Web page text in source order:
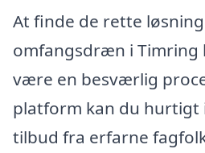
At finde de rette
omfangsdræn i Timring
være en besværlig
platform kan du
tilbud fra erfarne